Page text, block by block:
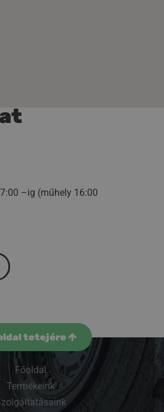
–ig (műhely 16:00
tetejére
Főoldal
Termékeink